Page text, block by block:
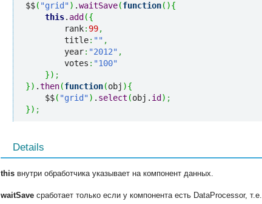
$$( "grid") .waitSave(function( ){
this. add ({
        rank
: 99,
        title
: "" ,
        year
: "2012" ,
        votes
: "100"
}) ;
}) .then(function(obj ){
    $$
( "grid") . select (obj. id ) ;
}) ;
Details
this внутри обработчика указывает на компонент данных.
waitSave сработает только если у компонента есть DataProcessor,